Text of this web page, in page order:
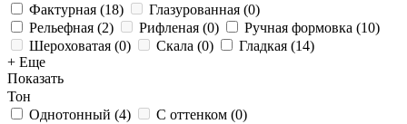
Фактурная (18) Глазурованная (0)
Рельефная (2) Рифленая (0) Ручная формовка (10)
Шероховатая (0) Скала (0) Гладкая (14)
+ Еще
Показать
Тон
Однотонный (4) С оттенком (0)